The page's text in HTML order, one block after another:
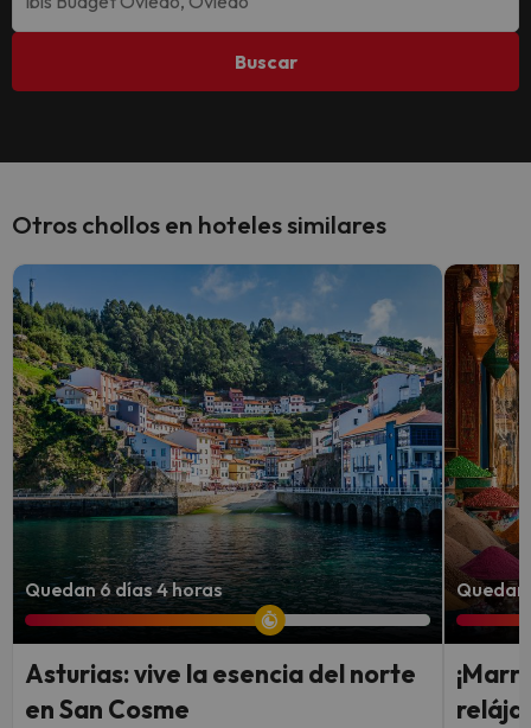
Buscar
Otros chollos en hoteles similares
Quedan 6 días 4 horas
Asturias: vive la esencia del norte
en San Cosme